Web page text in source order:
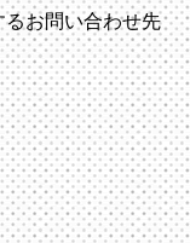
お問い合わせ先